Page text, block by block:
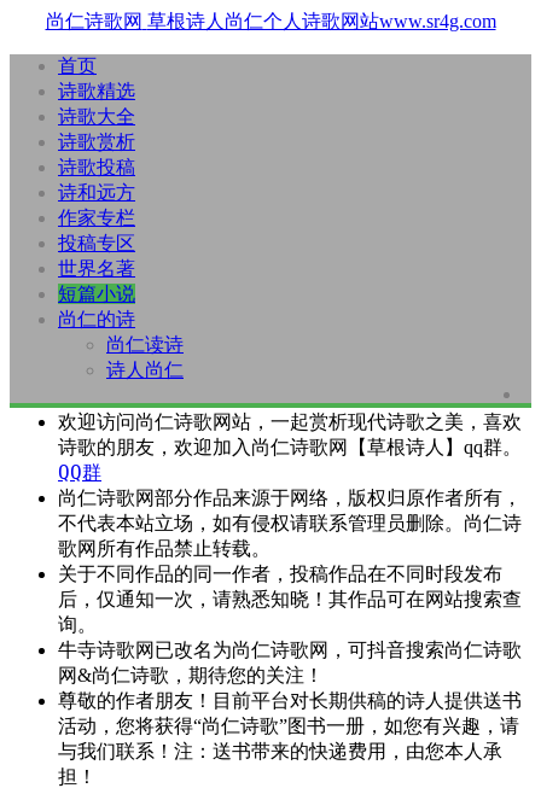
尚仁诗歌网 草根诗人尚仁个人诗歌网站www.sr4g.com
首页
诗歌精选
诗歌大全
诗歌赏析
诗歌投稿
诗和远方
作家专栏
投稿专区
世界名著
短篇小说
尚仁的诗
尚仁读诗
诗人尚仁
欢迎访问尚仁诗歌网站，一起赏析现代诗歌之美，喜欢
诗歌的朋友，欢迎加入尚仁诗歌网【草根诗人】qq群。
QQ群
尚仁诗歌网部分作品来源于网络，版权归原作者所有，
不代表本站立场，如有侵权请联系管理员删除。尚仁诗
歌网所有作品禁止转载。
关于不同作品的同一作者，投稿作品在不同时段发布
后，仅通知一次，请熟悉知晓！其作品可在网站搜索查
询。
牛寺诗歌网已改名为尚仁诗歌网，可抖音搜索尚仁诗歌
网&尚仁诗歌，期待您的关注！
尊敬的作者朋友！目前平台对长期供稿的诗人提供送书
活动，您将获得“尚仁诗歌”图书一册，如您有兴趣，请
与我们联系！注：送书带来的快递费用，由您本人承
担！